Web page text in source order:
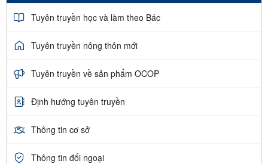
Tuyên truyền học và làm theo Bác
Tuyên truyền nông thôn mới
Tuyên truyền về sản phẩm OCOP
Định hướng tuyên truyền
Thông tin cơ sở
Thông tin đối ngoại